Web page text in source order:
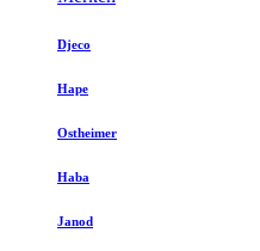
Djeco
Hape
Ostheimer
Haba
Janod